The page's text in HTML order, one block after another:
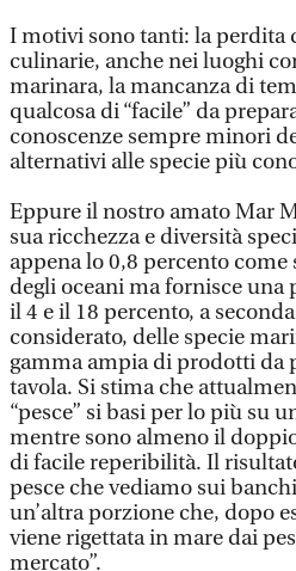
I motivi sono tanti: la perdita
culinarie, anche nei luoghi
marinara, la mancanza di
qualcosa di “facile” da
conoscenze sempre minori
alternativi alle specie più
Eppure il nostro amato Mar
sua ricchezza e diversità
appena lo 0,8 percento
degli oceani ma fornisce una
il 4 e il 18 percento, a
considerato, delle specie
gamma ampia di prodotti da
tavola. Si stima che
“pesce” si basi per lo più su
mentre sono almeno il
di facile reperibilità. Il
pesce che vediamo sui
un’altra porzione che, dopo
viene rigettata in mare dai
mercato”.